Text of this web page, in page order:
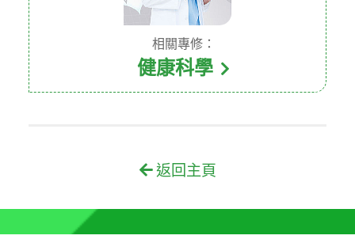
相關專修：
健康科學
返回主頁